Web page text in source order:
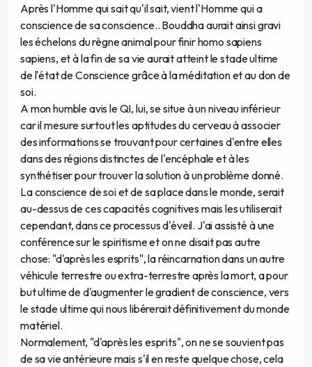
Après l'Homme qui sait qu'il sait, vient l'Homme qui a
conscience de sa conscience.. Bouddha aurait ainsi gravi
les échelons du règne animal pour finir homo sapiens
sapiens, et à la fin de sa vie aurait atteint le stade ultime
de l'état de Conscience grâce à la méditation et au don de
soi.
A mon humble avis le QI, lui, se situe à un niveau inférieur
car il mesure surtout les aptitudes du cerveau à associer
des informations se trouvant pour certaines d'entre elles
dans des régions distinctes de l'encéphale et à les
synthétiser pour trouver la solution à un problème donné.
La conscience de soi et de sa place dans le monde, serait
au-dessus de ces capacités cognitives mais les utiliserait
cependant, dans ce processus d'éveil. J'ai assisté à une
conférence sur le spiritisme et on ne disait pas autre
chose: "d'après les esprits", la réincarnation dans un autre
véhicule terrestre ou extra-terrestre après la mort, a pour
but ultime de d'augmenter le gradient de conscience, vers
le stade ultime qui nous libérerait définitivement du monde
matériel.
Normalement, "d'après les esprits", on ne se souvient pas
de sa vie antérieure mais s'il en reste quelque chose, cela